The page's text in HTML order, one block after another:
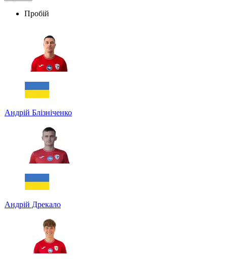
Пробій
Андрій Блізніченко
Андрій Дрекало